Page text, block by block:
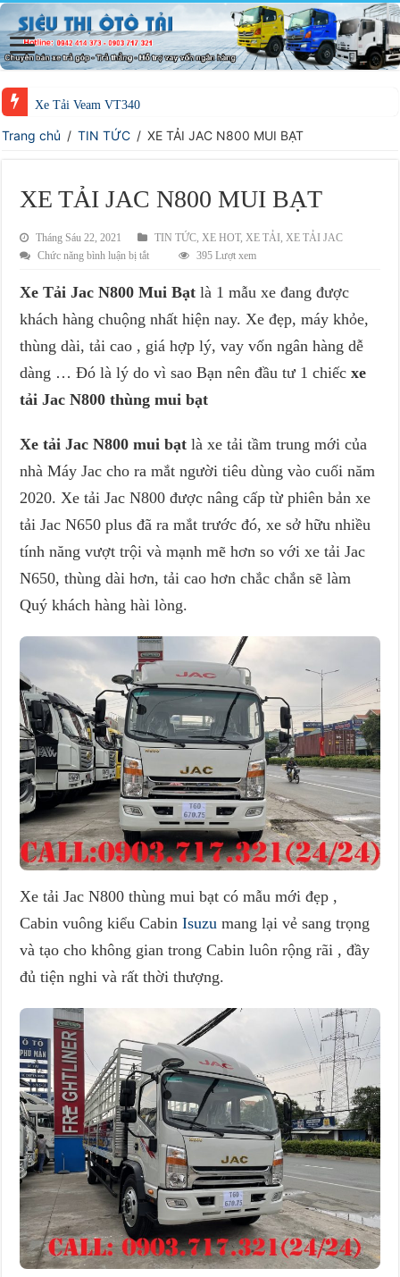
Xe Tải Veam VT340
Trang chủ / TIN TỨC / XE TẢI JAC N800 MUI BẠT
XE TẢI JAC N800 MUI BẠT
Tháng Sáu 22, 2021 TIN TỨC,XE HOT,XE TẢI,XE TẢI JAC
Chức năng bình luận bị tắtở
TẢI
N800
MUI
395 Lượt xem
Xe Tải Jac N800 Mui Bạtlà 1 mẫu xe đang được
khách hàng chuộng nhất hiện nay. Xe đẹp, máy khỏe,
thùng dài, tải cao , giá hợp lý, vay vốn ngân hàng dễ
dàng … Đó là lý do vì sao Bạn nên đầu tư 1 chiếcxe
tải Jac N800 thùng mui bạt
Xe tải Jac N800 mui bạtlà xe tải tầm trung mới của
nhà Máy Jac cho ra mắt người tiêu dùng vào cuối năm
2020. Xe tải Jac N800 được nâng cấp từ phiên bản xe
tải Jac N650 plus đã ra mắt trước đó, xe sở hữu nhiều
tính năng vượt trội và mạnh mẽ hơn so với xe tải Jac
N650, thùng dài hơn, tải cao hơn chắc chắn sẽ làm
Quý khách hàng hài lòng.
Xe tải Jac N800 thùng mui bạt có mẫu mới đẹp ,
Cabin vuông kiểu CabinIsuzu mang lại vẻ sang trọng
và tạo cho không gian trong Cabin luôn rộng rãi , đầy
đủ tiện nghi và rất thời thượng.